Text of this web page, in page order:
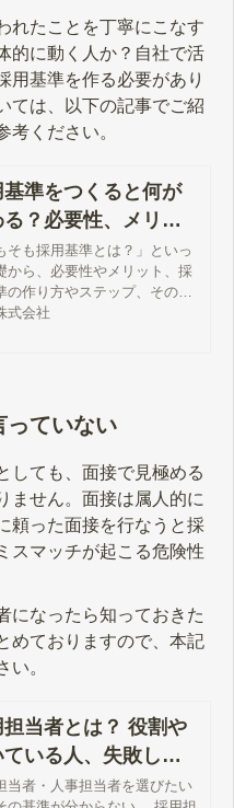
れたことを丁寧にこなす
的に動く人か？自社で活
用基準を作る必要があり
ては、以下の記事でご紹
考ください。
基準をつくると何が
？必要性、メリッ
手法まで解説。 - エン
｜【公式】企業様向
イト
そも採用基準とは？」といっ
から、必要性やメリット、採
の作り方やステップ、その注
記事にまとめました。自社採
式会社
っていない
しても、面接で見極める
ません。面接は属人的に
頼った面接を行なうと採
スマッチが起こる危険性
になったら知っておきた
めておりますので、本記
い。
担当者とは？ 役割や
ている人、失敗しな
手順も紹介
当者・人事担当者を選びたい